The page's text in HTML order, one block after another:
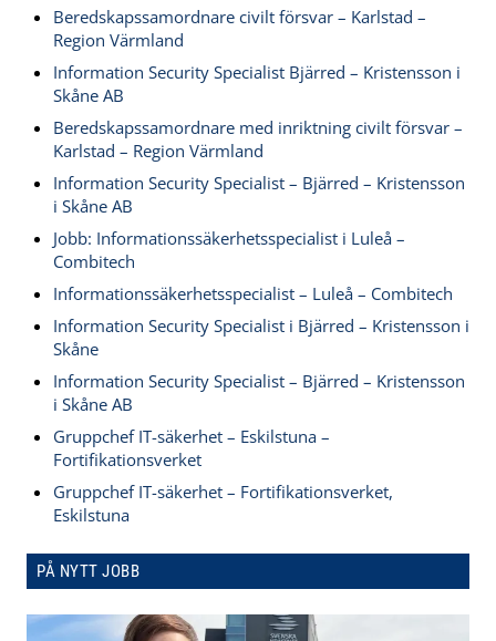
Beredskapssamordnare civilt försvar – Karlstad –
Region Värmland
Information Security Specialist Bjärred – Kristensson i
Skåne AB
Beredskapssamordnare med inriktning civilt försvar –
Karlstad – Region Värmland
Information Security Specialist – Bjärred – Kristensson
i Skåne AB
Jobb: Informationssäkerhetsspecialist i Luleå –
Combitech
Informationssäkerhetsspecialist – Luleå – Combitech
Information Security Specialist i Bjärred – Kristensson i
Skåne
Information Security Specialist – Bjärred – Kristensson
i Skåne AB
Gruppchef IT-säkerhet – Eskilstuna –
Fortifikationsverket
Gruppchef IT-säkerhet – Fortifikationsverket,
Eskilstuna
PÅ NYTT JOBB